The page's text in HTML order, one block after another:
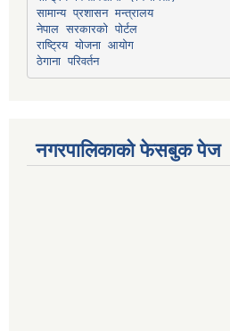
सामान्य प्रशासन मन्त्रालय
नेपाल सरकारको पोर्टल
राष्ट्रिय योजना आयोग
ठेगाना परिवर्तन
नगरपालिकाको फेसबुक पेज